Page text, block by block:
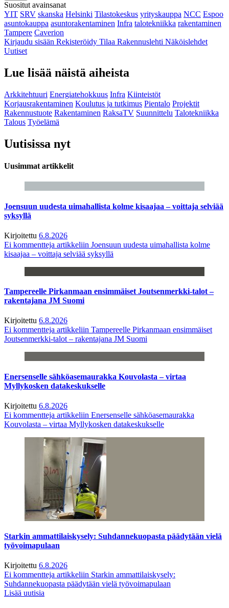
Suositut avainsanat
YIT SRV skanska Helsinki Tilastokeskus yrityskauppa NCC Espoo
asuntokauppa asuntorakentaminen Infra talotekniikka rakentaminen
Tampere Caverion
Kirjaudu sisään Rekisteröidy Tilaa Rakennuslehti Näköislehdet
Uutiset
Lue lisää näistä aiheista
Arkkitehtuuri Energiatehokkuus Infra Kiinteistöt
Korjausrakentaminen Koulutus ja tutkimus Pientalo Projektit
Rakennustuote Rakentaminen RaksaTV Suunnittelu Talotekniikka
Talous Työelämä
Uutisissa nyt
Uusimmat artikkelit
Joensuun uudesta uimahallista kolme kisaajaa – voittaja selviää
syksyllä
Kirjoitettu 6.8.2026
Ei kommentteja artikkeliin Joensuun uudesta uimahallista kolme
kisaajaa – voittaja selviää syksyllä
Tampereelle Pirkanmaan ensimmäiset Joutsenmerkki-talot –
rakentajana JM Suomi
Kirjoitettu 6.8.2026
Ei kommentteja artikkeliin Tampereelle Pirkanmaan ensimmäiset
Joutsenmerkki-talot – rakentajana JM Suomi
Enersenselle sähköasemaurakka Kouvolasta – virtaa
Myllykosken datakeskukselle
Kirjoitettu 6.8.2026
Ei kommentteja artikkeliin Enersenselle sähköasemaurakka
Kouvolasta – virtaa Myllykosken datakeskukselle
Starkin ammattilaiskysely: Suhdannekuopasta päädytään vielä
työvoimapulaan
Kirjoitettu 6.8.2026
Ei kommentteja artikkeliin Starkin ammattilaiskysely:
Suhdannekuopasta päädytään vielä työvoimapulaan
Lisää uutisia